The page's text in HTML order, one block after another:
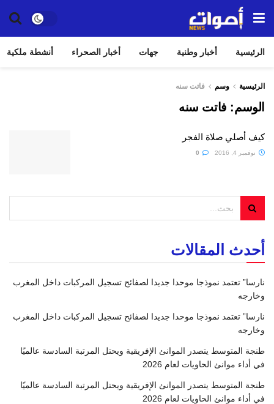
الرئيسية أخبار وطنية جهات أخبار الصحراء أنشطة ملكية
الرئيسية وسم فاتت سنه
الوسم: فاتت سنه
كيف أصلي صلاة الفجر
نوفمبر 4, 2016
أحدث المقالات
نارسا” تعتمد نموذجا موحدا جديدا لصفائح تسجيل المركبات داخل المغرب
وخارجه
نارسا” تعتمد نموذجا موحدا جديدا لصفائح تسجيل المركبات داخل المغرب
وخارجه
طنجة المتوسط يتصدر الموانئ الإفريقية ويحتل المرتبة السادسة عالميًا
في أداء موانئ الحاويات لعام 2026
طنجة المتوسط يتصدر الموانئ الإفريقية ويحتل المرتبة السادسة عالميًا
في أداء موانئ الحاويات لعام 2026